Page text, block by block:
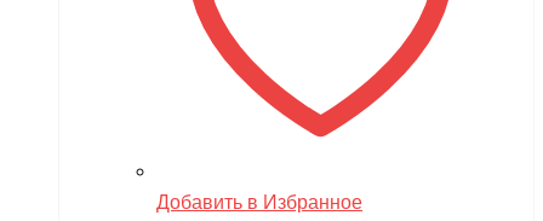
Добавить в Избранное